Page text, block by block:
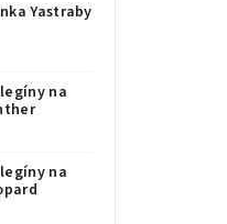
Yastraby
na
na